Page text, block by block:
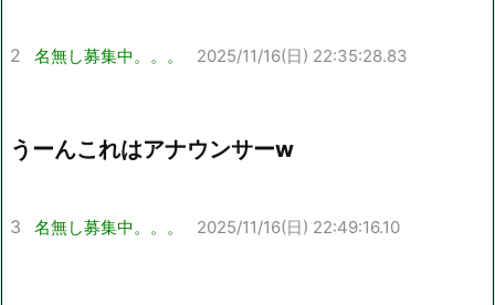
2 名無し募集中。。。 2025/11/16(日) 22:35:28.83
うーんこれはアナウンサーw
3 名無し募集中。。。 2025/11/16(日) 22:49:16.10